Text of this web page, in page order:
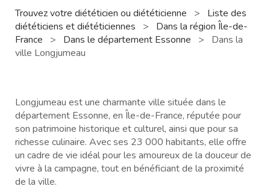
Trouvez votre diététicien ou diététicienne >
Liste des
diététiciens et diététiciennes
>
Dans la région Île-de-
France
> Dans le département Essonne >
Dans la
ville Longjumeau
Longjumeau est une charmante ville située dans le
département Essonne, en Île-de-France, réputée pour
son patrimoine historique et culturel, ainsi que pour sa
richesse culinaire. Avec ses 23 000 habitants, elle offre
un cadre de vie idéal pour les amoureux de la douceur de
vivre à la campagne, tout en bénéficiant de la proximité
de la ville.